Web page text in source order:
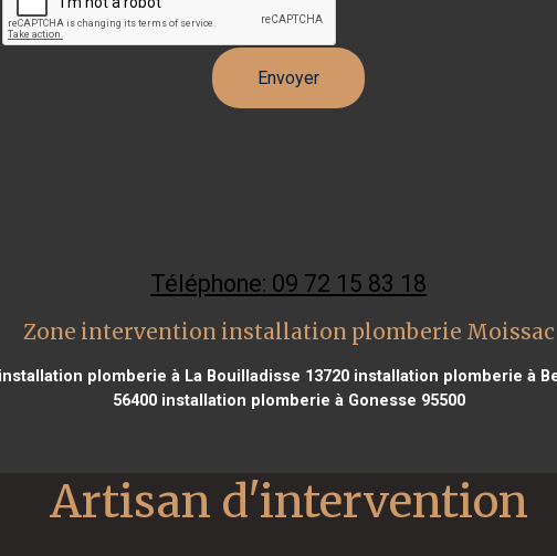
Téléphone: 09 72 15 83 18
Zone intervention installation plomberie Moissac
plomberie à La Bouilladisse 13720installation plomberie à
56400installation plomberie à Gonesse 95500
Artisan d'intervention